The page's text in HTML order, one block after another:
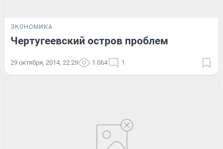
ЭКОНОМИКА
Чертугеевский остров проблем
29 октября, 2014, 22:29 1 064 1